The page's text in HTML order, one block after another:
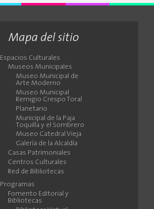
Mapa del sitio
Espacios Culturales
Museos Municipales
Museo Municipal de
Arte Moderno
Museo Municipal
Remigio Crespo Toral
Planetario
Municipal de la Paja
Toquilla y el Sombrero
Museo Catedral Vieja
Galería de la Alcaldía
Casas Patrimoniales
Centros Culturales
Red de Bibliotecas
Programas
Fomento Editorial y
Bibliotecas